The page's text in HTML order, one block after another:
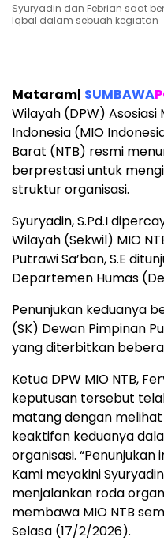
Syuryadin dan Febrian saat
Iqbal dalam sebuah kegiatan
Mataram| SUMBAWA
Wilayah (DPW)
Indonesia (MIO
Barat (NTB) resmi
berprestasi untuk
struktur organisasi.
Syuryadin, S.Pd.I
Wilayah (Sekwil) MIO
Putrawi Sa’ban, S.E
Departemen Humas
Penunjukan keduanya
(SK) Dewan Pimpinan
yang diterbitkan
Ketua DPW MIO NTB,
keputusan tersebut
matang dengan
keaktifan keduanya
organisasi. “Penunjukan
Kami meyakini
menjalankan roda
membawa MIO NTB
Selasa (17/2/2026).